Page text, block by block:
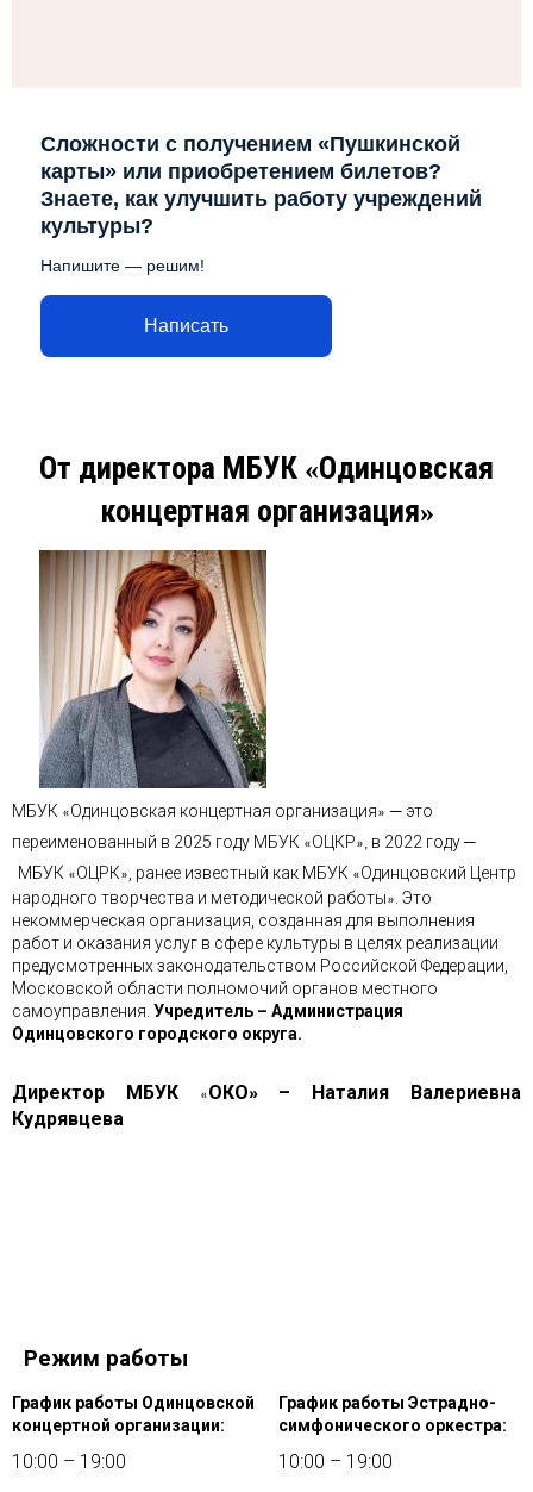
Сложности с получением «Пушкинской
карты» или приобретением билетов?
Знаете, как улучшить работу учреждений
культуры?
Напишите — решим!
Написать
От директора МБУК «Одинцовская
концертная организация»
МБУК «Одинцовская концертная организация» – это
переименованный в 2025 году МБУК «ОЦКР», в 2022 году–
МБУК «ОЦРК» , ранее известный как МБУК «Одинцовский Центр
народного творчества и методической работы» . Это
некоммерческая организация, созданная для выполнения
работ и оказания услуг в сфере культуры в целях реализации
предусмотренных законодательством Российской Федерации,
Московской области полномочий органов местного
самоуправления. Учредитель – Администрация
Одинцовского городского округа.
Директор МБУК «ОКО»– Наталия Валериевна
Кудрявцева
Режим работы
График работы Одинцовской
концертной организации:
10:00 – 19:00
График работы Эстрадно-
симфонического оркестра:
10:00 – 19:00